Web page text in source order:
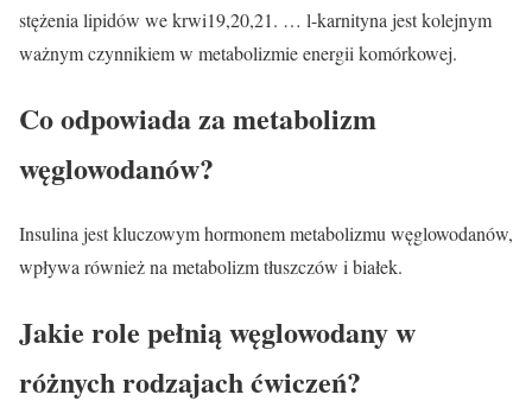
stężenia lipidów we krwi19,20,21. … l-karnityna jest kolejnym
ważnym czynnikiem w metabolizmie energii komórkowej.
Co odpowiada za metabolizm
węglowodanów?
Insulina jest kluczowym hormonem metabolizmu węglowodanów,
wpływa również na metabolizm tłuszczów i białek.
Jakie role pełnią węglowodany w
różnych rodzajach ćwiczeń?